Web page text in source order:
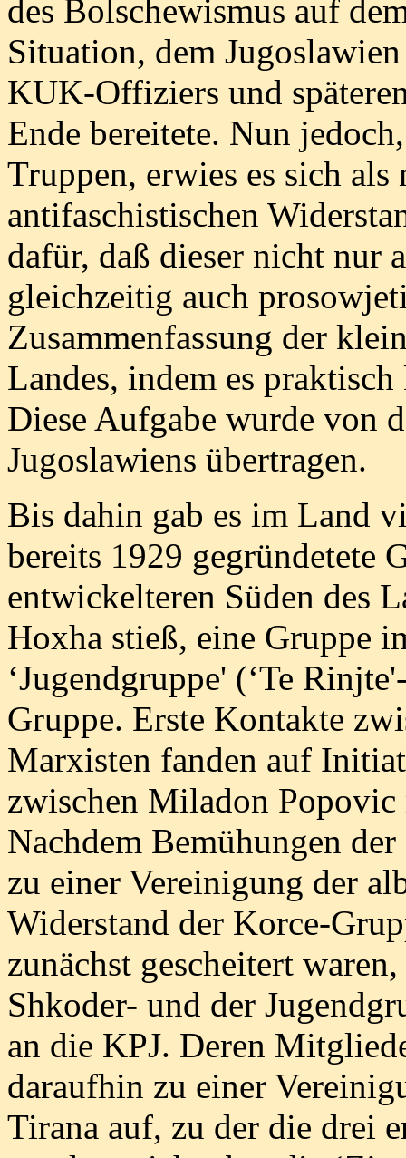
des Bolschewismus auf
Situation, dem
KUK-Offiziers und
Ende bereitete. Nun
Truppen, erwies es sich
antifaschistischen
dafür, daß dieser nicht nur
gleichzeitig auch
Zusammenfassung der
Landes, indem es
Diese Aufgabe wurde von
Jugoslawiens übertragen.
Bis dahin gab es im Land
bereits 1929 gegründetete
entwickelteren Süden des
Hoxha stieß, eine Gruppe
‘Jugendgruppe' (‘Te
Gruppe. Erste Kontakte
Marxisten fanden auf
zwischen Miladon
Nachdem Bemühungen
zu einer Vereinigung der
Widerstand der Korce-
zunächst gescheitert
Shkoder- und der
an die KPJ. Deren
daraufhin zu einer
Tirana auf, zu der die drei